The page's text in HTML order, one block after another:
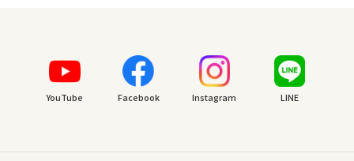
YouTube Facebook Instagram LINE